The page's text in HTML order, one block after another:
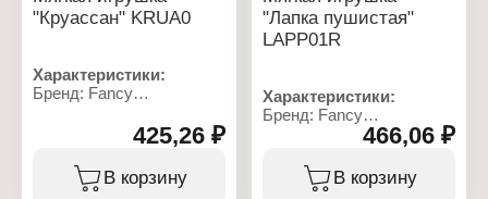
"Круассан" KRUA0
Характеристики:
Бренд: Fancy
Тип товара: Мягкая
Модель: "Круассан"
Размер: 39х11 см
425,26 ₽
В корзину
"Лапка пушистая"
LAPP01R
Характеристики:
Бренд: Fancy
Артикул: LAPP01R
Тип товара: Мягкая
игрушка
Вид: подушка
466,06 ₽
В корзину